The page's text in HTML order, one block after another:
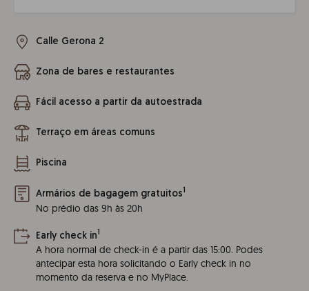
Calle Gerona 2
Zona de bares e restaurantes
Fácil acesso a partir da autoestrada
Terraço em áreas comuns
Piscina
Armários de bagagem gratuitos1
No prédio das 9h às 20h
Early check in1
A hora normal de check-in é a partir das 15:00. Podes
antecipar esta hora solicitando o Early check in no
momento da reserva e no MyPlace.